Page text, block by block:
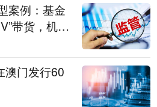
案例：基金
带货，机构
澳门发行60